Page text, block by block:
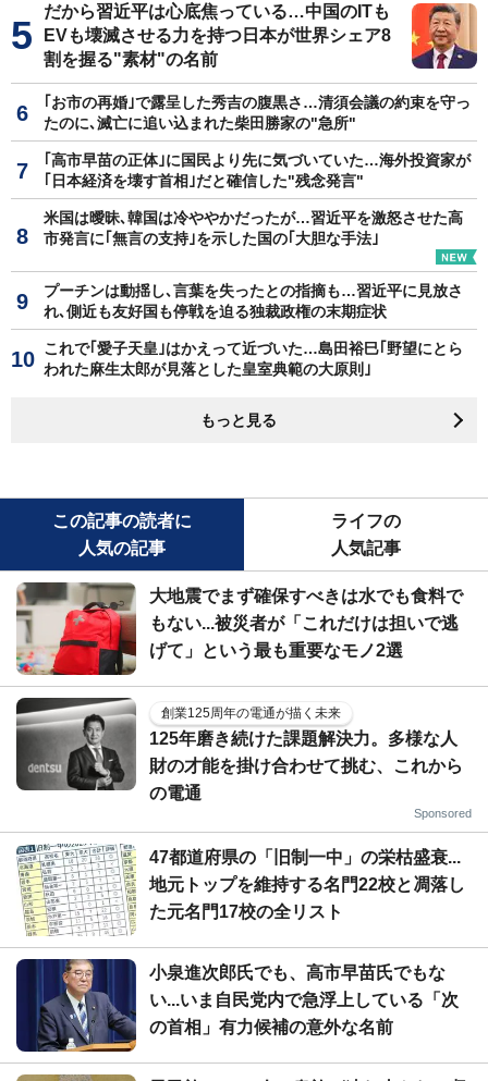
だから習近平は心底焦っている…中国のITも
EVも壊滅させる力を持つ日本が世界シェア8
割を握る"素材"の名前
｢お市の再婚｣で露呈した秀吉の腹黒さ…清須会議の約束を守っ
たのに､滅亡に追い込まれた柴田勝家の"急所"
｢高市早苗の正体｣に国民より先に気づいていた…海外投資家が
｢日本経済を壊す首相｣だと確信した"残念発言"
米国は曖昧､韓国は冷ややかだったが…習近平を激怒させた高
市発言に｢無言の支持｣を示した国の｢大胆な手法｣
プーチンは動揺し､言葉を失ったとの指摘も…習近平に見放さ
れ､側近も友好国も停戦を迫る独裁政権の末期症状
これで｢愛子天皇｣はかえって近づいた…島田裕巳｢野望にとら
われた麻生太郎が見落とした皇室典範の大原則｣
もっと見る
この記事の読者に
人気の記事
ライフの
人気記事
大地震でまず確保すべきは水でも食料で
もない...被災者が「これだけは担いで逃
げて」という最も重要なモノ2選
創業125周年の電通が描く未来
125年磨き続けた課題解決力。多様な人
財の才能を掛け合わせて挑む、これから
の電通
Sponsored
47都道府県の「旧制一中」の栄枯盛衰...
地元トップを維持する名門22校と凋落し
た元名門17校の全リスト
小泉進次郎氏でも、高市早苗氏でもな
い...いま自民党内で急浮上している「次
の首相」有力候補の意外な名前